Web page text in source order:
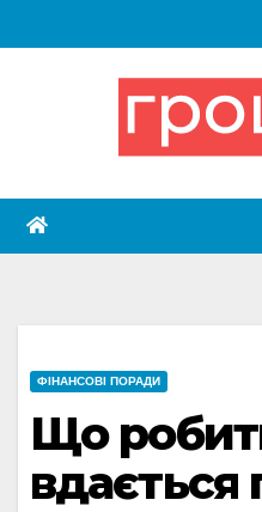
to
ФІНАНСОВІ ПОРАДИ
Що
вдається